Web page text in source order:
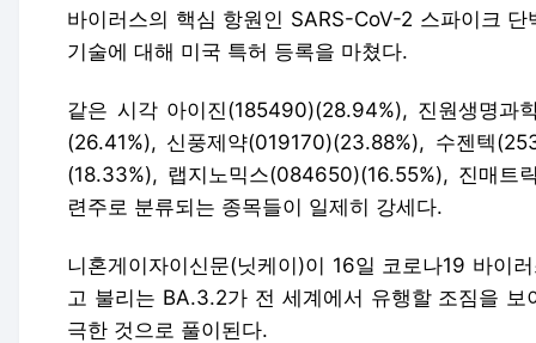
바이러스의 핵심 항원인 SARS-CoV-2 스파이크
기술에 대해 미국 특허 등록을 마쳤다.
같은 시각 아이진(185490)(28.94%), 진원생명과
(26.41%), 신풍제약(019170)(23.88%), 수젠텍
(18.33%), 랩지노믹스(084650)(16.55%), 진매트
련주로 분류되는 종목들이 일제히 강세다.
니혼게이자이신문(닛케이)이 16일 코로나19 바이
고 불리는 BA.3.2가 전 세계에서 유행할 조짐을
극한 것으로 풀이된다.